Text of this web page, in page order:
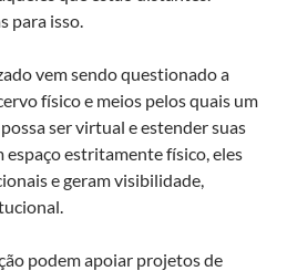
para isso.
vem sendo questionado a
físico e meios pelos quais um
ser virtual e estender suas
estritamente físico, eles
e geram visibilidade,
podem apoiar projetos de